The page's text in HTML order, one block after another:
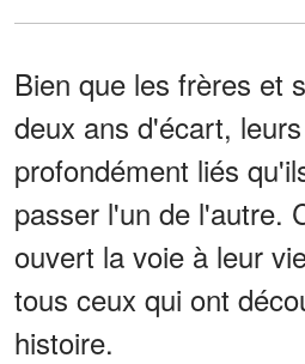
Bien que les frères et
deux ans d'écart,
profondément liés
passer l'un de l'autre.
ouvert la voie à leur
tous ceux qui ont
histoire.